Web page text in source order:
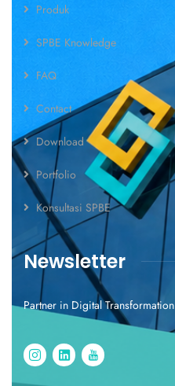
Produk
SPBE Knowledge
FAQ
Contact
Download
Portfolio
Konsultasi SPBE
Newsletter
Partner in Digital Transformation